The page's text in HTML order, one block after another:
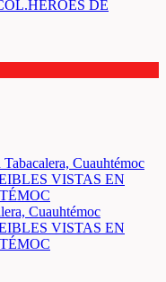
DE
Cuauhtémoc
VISTAS EN